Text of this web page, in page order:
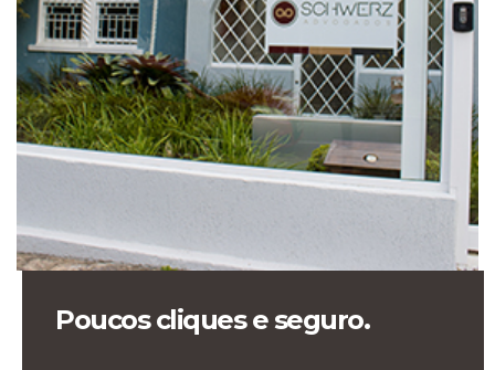
Poucos cliques e seguro.